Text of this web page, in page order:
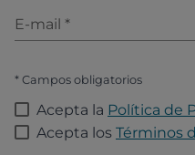
E-mail *
* Campos obligatorios
Acepta la Política de
Acepta los Términos